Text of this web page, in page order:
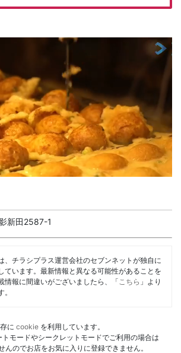
新田2587-1
、チラシプラス運営会社のセブンネットが独自に
ています。最新情報と異なる可能性があることを
情報に間違いがございましたら、「 こちら 」より
に cookie を利用しています。
モードやシークレットモードでご利用の場合は
のでお店をお気に入りに登録できません。